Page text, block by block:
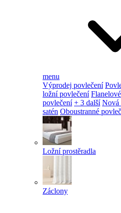
menu
Výprodej povlečení
ložní povlečení
povlečení + 3 další Nová
satén Oboustranné
Ložní prostěradla
Záclony